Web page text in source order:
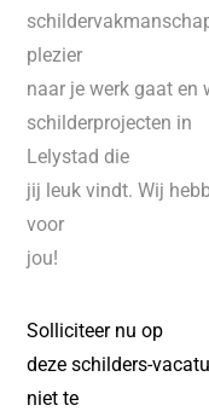
plezier
naar je werk gaat en
schilderprojecten in
Lelystad die
jij leuk vindt. Wij
voor
jou!
Solliciteer nu op
deze schilders-
niet te